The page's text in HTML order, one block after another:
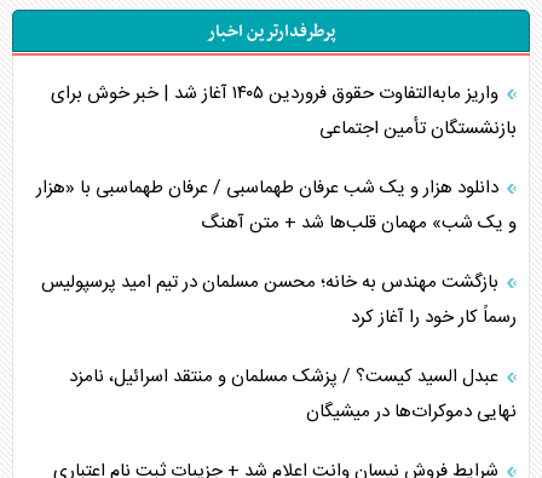
اربعین، کابوس مشترک تل‌آویو-واشنگتن
برنامه هفتم توسعه در نقطه کور سیاستگذاری
اوکراین بازوی مخرب آمریکا در غرب آسیا
اهمیت راهبردی اردن برای آمریکا
پیام، ظرفیت بالفعل‌نشده تجارت ایران
همسویی عربستان با سنتکام علیه متحدان ایران
ترامپ و توهم خلع سلاح حماس
پرطرفدارترین اخبار
واریز مابه‌التفاوت حقوق فروردین ۱۴۰۵ آغاز شد | خبر خوش برای
بازنشستگان تأمین اجتماعی
دانلود هزار و یک شب عرفان طهماسبی / عرفان طهماسبی با «هزار
و یک شب» مهمان قلب‌ها شد + متن آهنگ
بازگشت مهندس به خانه؛ محسن مسلمان در تیم امید پرسپولیس
رسماً کار خود را آغاز کرد
عبدل السید کیست؟ / پزشک مسلمان و منتقد اسرائیل، نامزد
نهایی دموکرات‌ها در میشیگان
شرایط فروش نیسان وانت اعلام شد + جزییات ثبت نام اعتباری